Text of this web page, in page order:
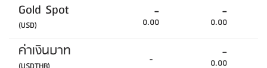
Gold Spot
(USD)
-
0.00
-
0.00
ค่าเงินบาท - -
0.00